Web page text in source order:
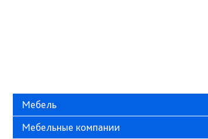
Мебель
Мебельные компании